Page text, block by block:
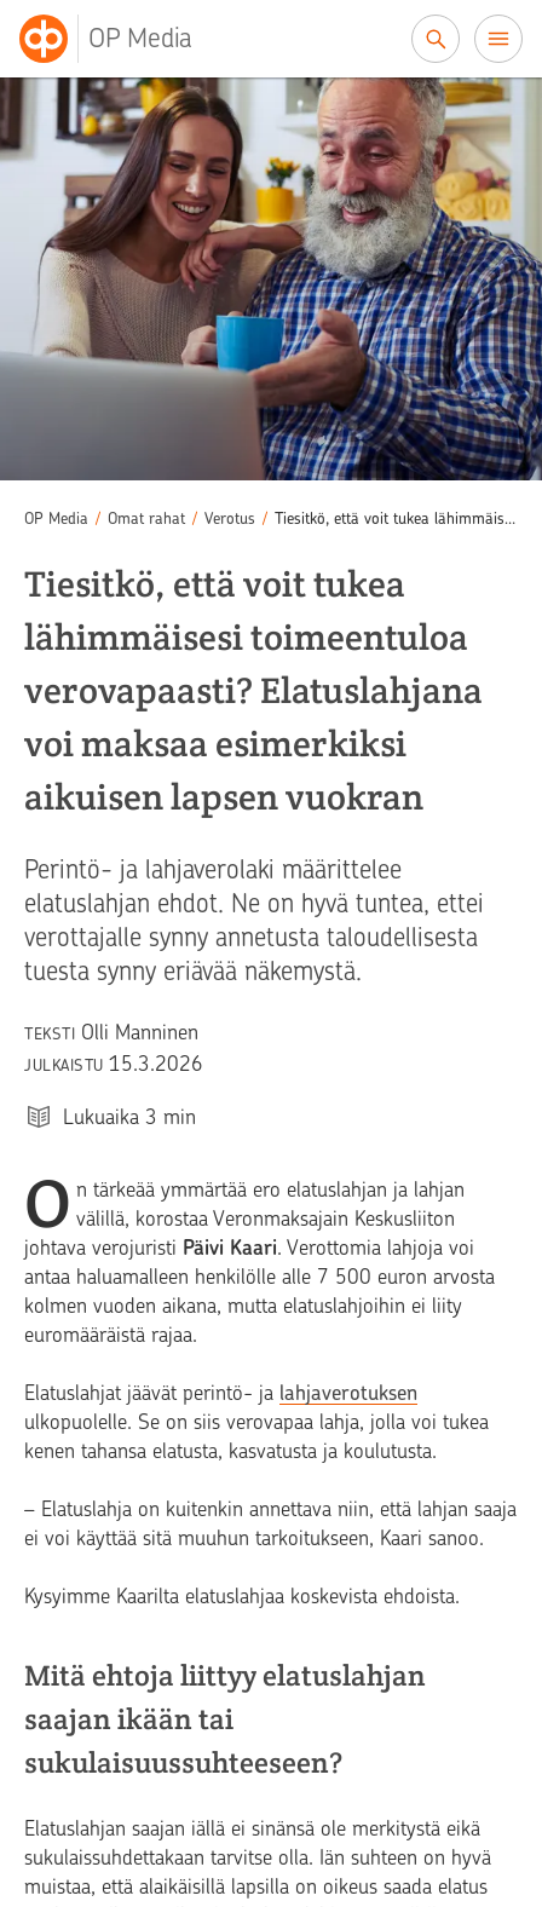
OP Media
OP Media / Omat rahat / Verotus / Tiesitkö, että voit tukea lähimmäisesi toimeentuloa verovapaasti? Elatuslahjana voi maksaa esimerkiksi aikuisen lapsen vuokran
Tiesitkö, että voit tukea
lähimmäisesi toimeentuloa
verovapaasti? Elatuslahjana
voi maksaa esimerkiksi
aikuisen lapsen vuokran
Perintö- ja lahjaverolaki määrittelee
elatuslahjan ehdot. Ne on hyvä tuntea, ettei
verottajalle synny annetusta taloudellisesta
tuesta synny eriävää näkemystä.
TEKSTI Olli Manninen
JULKAISTU 15.3.2026
Lukuaika 3 min
O n tärkeää ymmärtää ero elatuslahjan ja lahjan
välillä, korostaa Veronmaksajain Keskusliiton
johtava verojuristi Päivi Kaari. Verottomia lahjoja voi
antaa haluamalleen henkilölle alle 7 500 euron arvosta
kolmen vuoden aikana, mutta elatuslahjoihin ei liity
euromääräistä rajaa.
Elatuslahjat jäävät perintö- ja lahjaverotuksen
ulkopuolelle. Se on siis verovapaa lahja, jolla voi tukea
kenen tahansa elatusta, kasvatusta ja koulutusta.
– Elatuslahja on kuitenkin annettava niin, että lahjan saaja
ei voi käyttää sitä muuhun tarkoitukseen, Kaari sanoo.
Kysyimme Kaarilta elatuslahjaa koskevista ehdoista.
Mitä ehtoja liittyy elatuslahjan
saajan ikään tai
sukulaisuussuhteeseen?
Elatuslahjan saajan iällä ei sinänsä ole merkitystä eikä
sukulaissuhdettakaan tarvitse olla. Iän suhteen on hyvä
muistaa, että alaikäisillä lapsilla on oikeus saada elatus